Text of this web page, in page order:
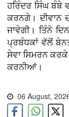
ਹਰਿੰਦਰ ਸਿੰਘ ਬੰਬੇ
ਕਰਨਗੇ। ਦੀਵਾਨ
ਜਾਵੇਗੀ। ਤਿੰਨੇ
ਪ੍ਰਬੰਧਕਾਂ ਵੱਲੋਂ
ਸੇਵਾ ਸਿਮਰਨ
ਕਰਨੀਆਂ।
06 August,